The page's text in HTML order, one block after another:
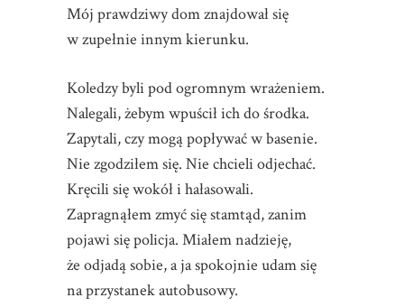
Mój prawdziwy dom znajdował się
w zupełnie innym kierunku.
Koledzy byli pod ogromnym wrażeniem.
Nalegali, żebym wpuścił ich do środka.
Zapytali, czy mogą popływać w basenie.
Nie zgodziłem się. Nie chcieli odjechać.
Kręcili się wokół i hałasowali.
Zapragnąłem zmyć się stamtąd, zanim
pojawi się policja. Miałem nadzieję,
że odjadą sobie, a ja spokojnie udam się
na przystanek autobusowy.